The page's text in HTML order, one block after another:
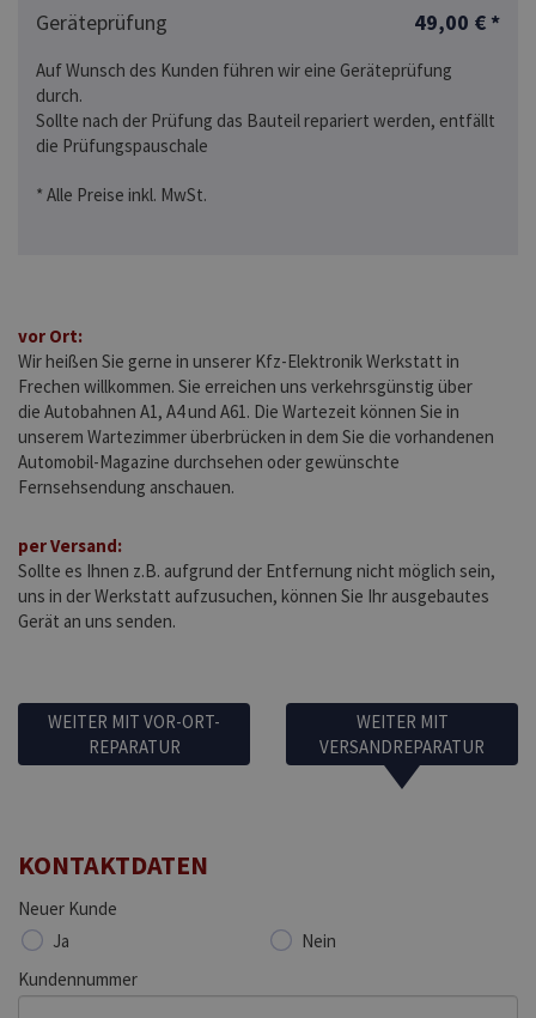
Geräteprüfung
49,00 € *
Auf Wunsch des Kunden führen wir eine Geräteprüfung
durch.
Sollte nach der Prüfung das Bauteil repariert werden, entfällt
die Prüfungspauschale
* Alle Preise inkl. MwSt.
vor Ort:
Wir heißen Sie gerne in unserer Kfz-Elektronik Werkstatt in
Frechen willkommen. Sie erreichen uns verkehrsgünstig über
die Autobahnen A1, A4 und A61. Die Wartezeit können Sie in
unserem Wartezimmer überbrücken in dem Sie die vorhandenen
Automobil-Magazine durchsehen oder gewünschte
Fernsehsendung anschauen.
per Versand:
Sollte es Ihnen z.B. aufgrund der Entfernung nicht möglich sein,
uns in der Werkstatt aufzusuchen, können Sie Ihr ausgebautes
Gerät an uns senden.
WEITER MIT VOR-ORT-
REPARATUR
WEITER MIT
VERSANDREPARATUR
KONTAKTDATEN
Neuer Kunde
Ja
Nein
Kundennummer